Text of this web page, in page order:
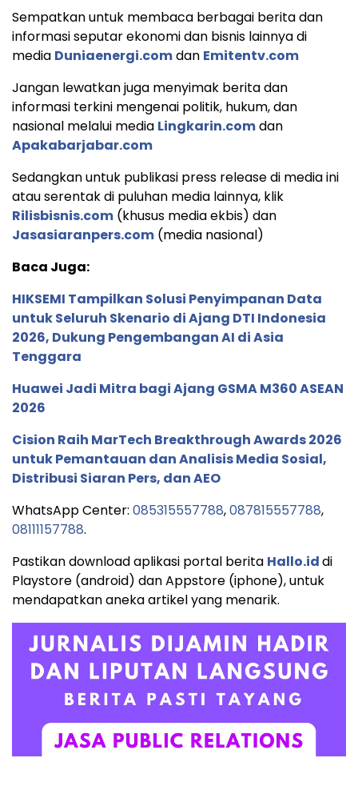
Sempatkan untuk membaca berbagai berita dan
informasi seputar ekonomi dan bisnis lainnya di
media Duniaenergi.comdan Emitentv.com
Jangan lewatkan juga menyimak berita dan
informasi terkini mengenai politik, hukum, dan
nasional melalui media Lingkarin.comdan
Apakabarjabar.com
Sedangkan untuk publikasi press release di media ini
atau serentak di puluhan media lainnya, klik
Rilisbisnis.com (khusus media ekbis) dan
Jasasiaranpers.com (media nasional)
Baca Juga:
HIKSEMI Tampilkan Solusi Penyimpanan Data
untuk Seluruh Skenario di Ajang DTI Indonesia
2026, Dukung Pengembangan AI di Asia
Tenggara
Huawei Jadi Mitra bagi Ajang GSMA M360 ASEAN
2026
Cision Raih MarTech Breakthrough Awards 2026
untuk Pemantauan dan Analisis Media Sosial,
Distribusi Siaran Pers, dan AEO
WhatsApp Center: 085315557788,087815557788,
08111157788.
Pastikan download aplikasi portal berita Hallo.iddi
Playstore (android) dan Appstore (iphone), untuk
mendapatkan aneka artikel yang menarik.